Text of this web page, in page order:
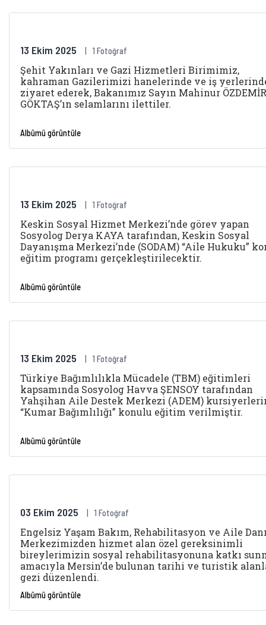
13 Ekim 2025 1 Fotoğraf
Şehit Yakınları ve Gazi Hizmetleri Birimimiz,
kahraman Gazilerimizi hanelerinde ve iş
ziyaret ederek, Bakanımız Sayın Mahinur ÖZDEMİR
GÖKTAŞ’ın selamlarını ilettiler.
Albümü görüntüle
13 Ekim 2025 1 Fotoğraf
Keskin Sosyal Hizmet Merkezi’nde görev yapan
Sosyolog Derya KAYA tarafından, Keskin Sosyal
Dayanışma Merkezi’nde (SODAM) “Aile Hukuku”
eğitim programı gerçekleştirilecektir.
Albümü görüntüle
13 Ekim 2025 1 Fotoğraf
Türkiye Bağımlılıkla Mücadele (TBM) eğitimleri
kapsamında Sosyolog Havva ŞENSOY tarafından
Yahşihan Aile Destek Merkezi (ADEM)
“Kumar Bağımlılığı” konulu eğitim verilmiştir.
Albümü görüntüle
03 Ekim 2025 1 Fotoğraf
Engelsiz Yaşam Bakım, Rehabilitasyon ve Aile
Merkezimizden hizmet alan özel gereksinimli
bireylerimizin sosyal rehabilitasyonuna katkı
amacıyla Mersin’de bulunan tarihi ve turistik
gezi düzenlendi.
Albümü görüntüle